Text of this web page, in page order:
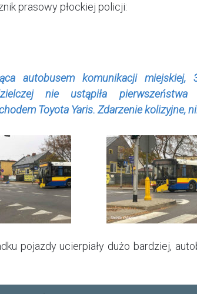
prasowy płockiej policji:
autobusem komunikacji
nie ustąpiła
Toyota Yaris. Zdarzenie kolizyjne,
pojazdy ucierpiały dużo bardziej,